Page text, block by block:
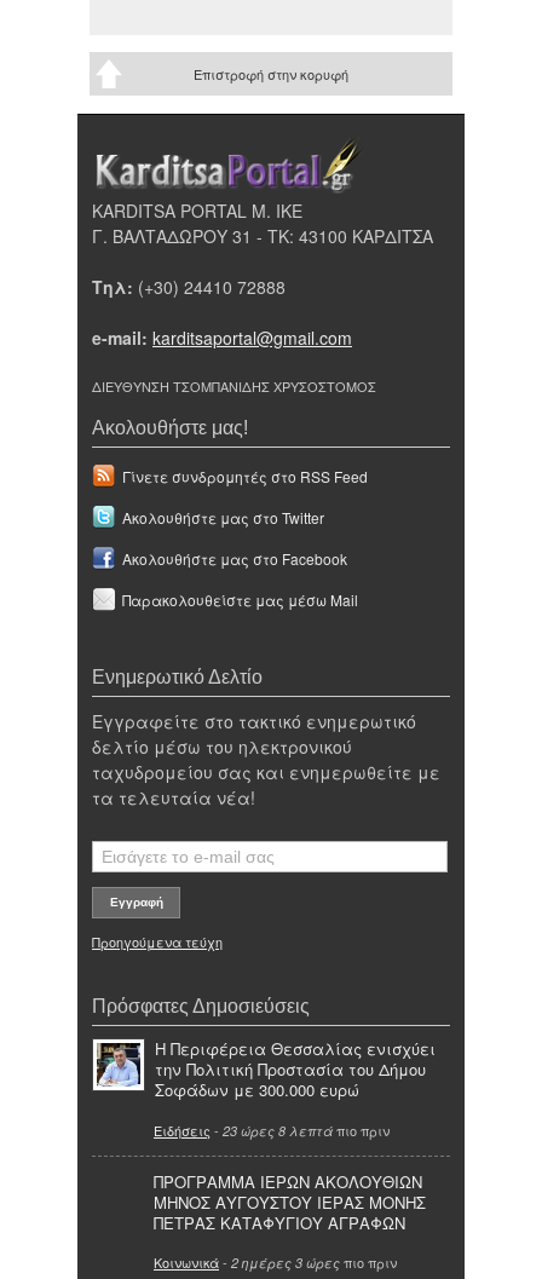
Επιστροφή στην κορυφή
KARDITSA PORTAL Μ. ΙΚΕ
Γ. ΒΑΛΤΑΔΩΡΟΥ 31 - ΤΚ: 43100 ΚΑΡΔΙΤΣΑ
Τηλ: (+30) 24410 72888
e-mail: karditsaportal@gmail.com
ΔΙΕΥΘΥΝΣΗ ΤΣΟΜΠΑΝΙΔΗΣ ΧΡΥΣΟΣΤΟΜΟΣ
Ακολουθήστε μας!
Γίνετε συνδρομητές στο RSS Feed
Ακολουθήστε μας στο Twitter
Ακολουθήστε μας στο Facebook
Παρακολουθείστε μας μέσω Mail
Ενημερωτικό Δελτίο
Εγγραφείτε στο τακτικό ενημερωτικό
δελτίο μέσω του ηλεκτρονικού
ταχυδρομείου σας και ενημερωθείτε με
τα τελευταία νέα!
Προηγούμενα τεύχη
Πρόσφατες Δημοσιεύσεις
Η Περιφέρεια Θεσσαλίας ενισχύει
την Πολιτική Προστασία του Δήμου
Σοφάδων με 300.000 ευρώ
Ειδήσεις - 23 ώρες 8 λεπτά πιο πριν
ΠΡΟΓΡΑΜΜΑ ΙΕΡΩΝ ΑΚΟΛΟΥΘΙΩΝ
ΜΗΝΟΣ ΑΥΓΟΥΣΤΟΥ ΙΕΡΑΣ ΜΟΝΗΣ
ΠΕΤΡΑΣ ΚΑΤΑΦΥΓΙΟΥ ΑΓΡΑΦΩΝ
Κοινωνικά- 2 ημέρες 3 ώρες πιο πριν